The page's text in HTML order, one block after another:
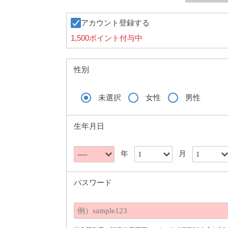
アカウント登録する
1,500ポイント付与中
性別
未選択 女性 男性
生年月日
年 月
パスワード